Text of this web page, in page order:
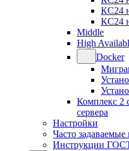
КС24
КС24
Middle
High
Docker
Комплекс 2
сервера
Настройки
Часто
Инструкции